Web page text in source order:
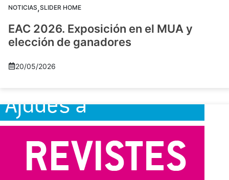
NOTICIAS,SLIDER HOME
EAC 2026. Exposición en el MUA y
elección de ganadores
20/05/2026